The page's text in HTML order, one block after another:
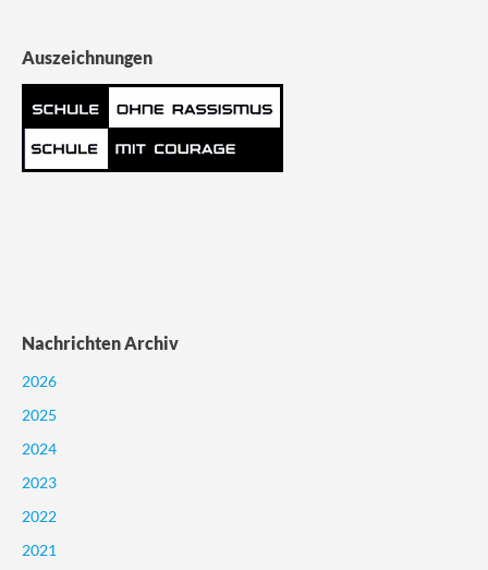
Auszeichnungen
Nachrichten Archiv
2026
2025
2024
2023
2022
2021